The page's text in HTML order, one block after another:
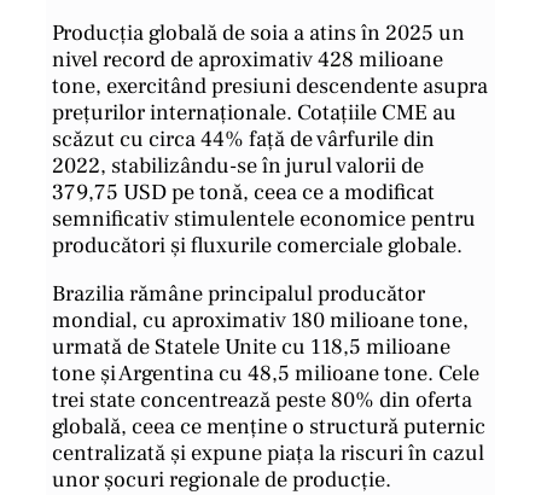
Producția globală de soia a atins în 2025 un
nivel record de aproximativ 428 milioane
tone, exercitând presiuni descendente asupra
prețurilor internaționale. Cotațiile CME au
scăzut cu circa 44% față de vârfurile din
2022, stabilizându-se în jurul valorii de
379,75 USD pe tonă, ceea ce a modificat
semnificativ stimulentele economice pentru
producători și fluxurile comerciale globale.
Brazilia rămâne principalul producător
mondial, cu aproximativ 180 milioane tone,
urmată de Statele Unite cu 118,5 milioane
tone și Argentina cu 48,5 milioane tone. Cele
trei state concentrează peste 80% din oferta
globală, ceea ce menține o structură puternic
centralizată și expune piața la riscuri în cazul
unor șocuri regionale de producție.